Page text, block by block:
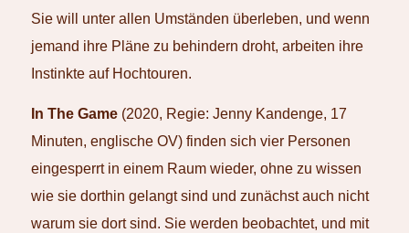
Sie will unter allen Umständen überleben, und wenn
jemand ihre Pläne zu behindern droht, arbeiten ihre
Instinkte auf Hochtouren.
In The Game(2020, Regie: Jenny Kandenge, 17
Minuten, englische OV) finden sich vier Personen
eingesperrt in einem Raum wieder, ohne zu wissen
wie sie dorthin gelangt sind und zunächst auch nicht
warum sie dort sind. Sie werden beobachtet, und mit